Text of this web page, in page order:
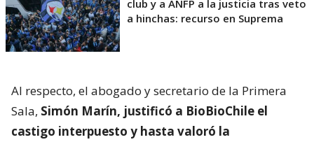
club y a ANFP a la justicia tras veto
a hinchas: recurso en Suprema
Al respecto, el abogado y secretario de la Primera
Sala, Simón Marín, justificó a BioBioChile el
castigo interpuesto y hasta valoró la